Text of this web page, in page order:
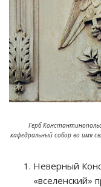
Герб
кафедральный собор во имя
Неверный
«вселенский»